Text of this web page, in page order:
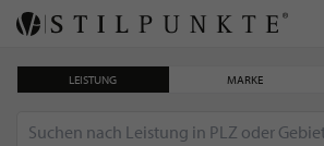
LEISTUNG MARKE